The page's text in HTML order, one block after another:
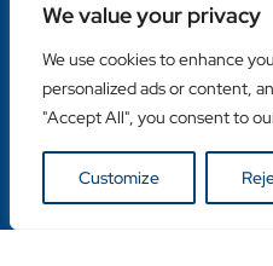
We value your privacy
We use cookies to enhance
personalized ads or content,
"Accept All", you consent to
Customize
Disques Diamantés
Couronnes Diamantées
Liens utiles